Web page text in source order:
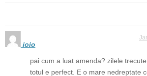
ioio
pai cum a luat amenda? zilele
totul e perfect. E o mare nedreptate